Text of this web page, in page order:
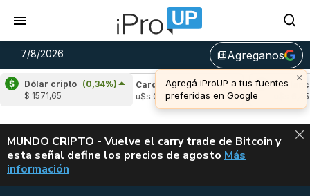
7/8/2026 library_addAgreganos
×
Agregá iProUP a tus fuentes
preferidas en Google
Dólar cripto (0,34%)
$ 1571,65
(-0,60%)
Cardano
(5,95%)
u$s 0,20
Avalanche
u$s 6,45
ALERTA
MUNDO CRIPTO - Vuelve el carry trade de Bitcoin y
esta señal define los precios de agosto VUELVE EL
Más
información